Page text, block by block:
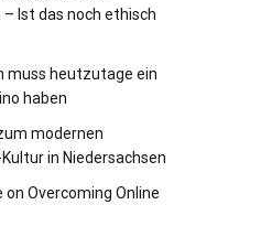
Ist das noch ethisch
muss heutzutage ein
haben
modernen
in Niedersachsen
on Overcoming Online